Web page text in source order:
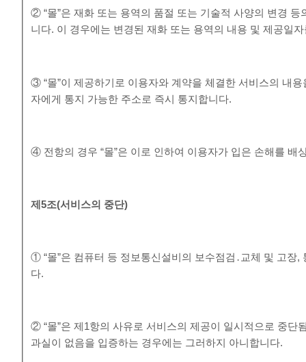
② “몰”은 재화 또는 용역의 품절 또는 기술적 사양의 변경
니다. 이 경우에는 변경된 재화 또는 용역의 내용 및 제공일
③ “몰”이 제공하기로 이용자와 계약을 체결한 서비스의 내
자에게 통지 가능한 주소로 즉시 통지합니다.
④ 전항의 경우 “몰”은 이로 인하여 이용자가 입은 손해를 배
제5조(서비스의 중단)
① “몰”은 컴퓨터 등 정보통신설비의 보수점검․교체 및 고
다.
② “몰”은 제1항의 사유로 서비스의 제공이 일시적으로 중단
과실이 없음을 입증하는 경우에는 그러하지 아니합니다.